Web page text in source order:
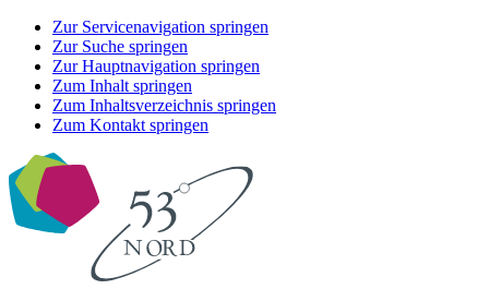
Zur Servicenavigation springen
Zur Suche springen
Zur Hauptnavigation springen
Zum Inhalt springen
Zum Inhaltsverzeichnis springen
Zum Kontakt springen